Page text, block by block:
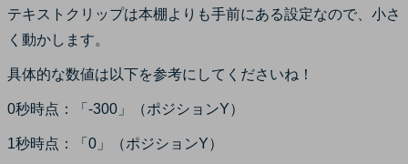
テキストクリップは本棚よりも手前にある設定なので、小さ
く動かします。
具体的な数値は以下を参考にしてくださいね！
0秒時点：「-300」（ポジションY）
1秒時点：「0」（ポジションY）